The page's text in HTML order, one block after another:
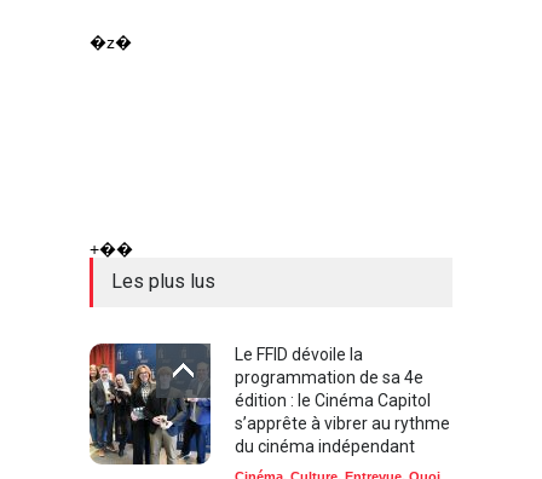
�z�
+��
Les plus lus
Le FFID dévoile la
programmation de sa 4e
édition : le Cinéma Capitol
s’apprête à vibrer au rythme
du cinéma indépendant